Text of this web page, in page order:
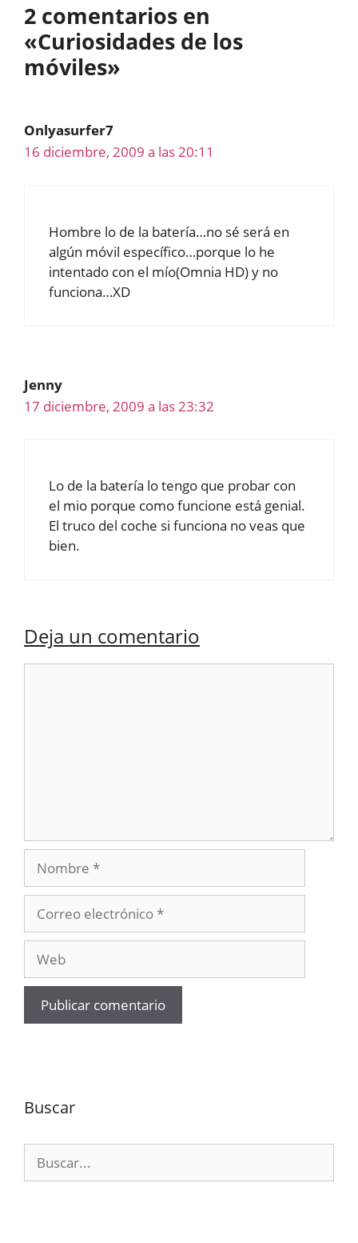
2 comentarios en
«Curiosidades de los
móviles»
Onlyasurfer7
16 diciembre, 2009 a las 20:11
Hombre lo de la batería…no sé será en
algún móvil específico…porque lo he
intentado con el mío(Omnia HD) y no
funciona…XD
Jenny
17 diciembre, 2009 a las 23:32
Lo de la batería lo tengo que probar con
el mio porque como funcione está genial.
El truco del coche si funciona no veas que
bien.
Deja un comentario
Nombre
electrónico
Buscar